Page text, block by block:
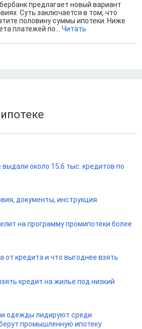
предлагает новый вариант
Суть заключается в том, что
половину суммы ипотеки. Ниже
платежей по... Читать
около 15,6 тыс. кредитов по
документы, инструкция
на программу промипотеки более
от кредита и что выгоднее взять
кредит на жилье под низкий
одежды лидируют среди
промышленную ипотеку